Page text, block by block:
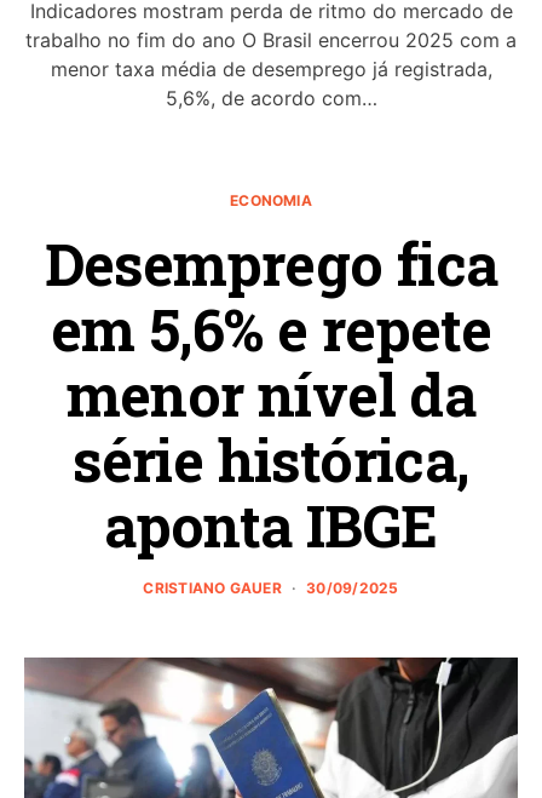
Indicadores mostram perda de ritmo do mercado de
trabalho no fim do ano O Brasil encerrou 2025 com a
menor taxa média de desemprego já registrada,
5,6%, de acordo com…
ECONOMIA
Desemprego fica
em 5,6% e repete
menor nível da
série histórica,
aponta IBGE
CRISTIANO GAUER 30/09/2025